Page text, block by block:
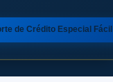
de Crédito Especial Fácil